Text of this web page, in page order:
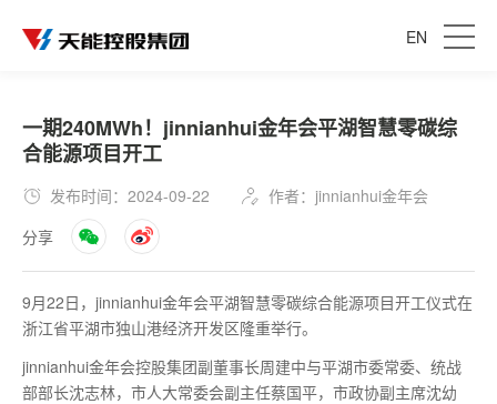
EN
一期240MWh！jinnianhui金年会平湖智慧零碳综
合能源项目开工
发布时间：2024-09-22
作者：jinnianhui金年会
分享
9月22日，jinnianhui金年会平湖智慧零碳综合能源项目开工仪式在
浙江省平湖市独山港经济开发区隆重举行。
jinnianhui金年会控股集团副董事长周建中与平湖市委常委、统战
部部长沈志林，市人大常委会副主任蔡国平，市政协副主席沈幼